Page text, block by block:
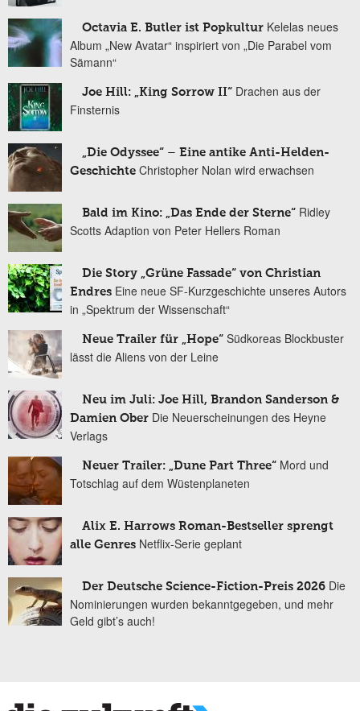
Octavia E. Butler ist Popkultur Kelelas neues
Album „New Avatar“ inspiriert von „Die Parabel vom
Sämann“
Joe Hill: „King Sorrow II“ Drachen aus der
Finsternis
„Die Odyssee“ – Eine antike Anti-Helden-
Geschichte Christopher Nolan wird erwachsen
Bald im Kino: „Das Ende der Sterne“ Ridley
Scotts Adaption von Peter Hellers Roman
Die Story „Grüne Fassade“ von Christian
Endres Eine neue SF-Kurzgeschichte unseres Autors
in „Spektrum der Wissenschaft“
Neue Trailer für „Hope“ Südkoreas Blockbuster
lässt die Aliens von der Leine
Neu im Juli: Joe Hill, Brandon Sanderson &
Damien Ober Die Neuerscheinungen des Heyne
Verlags
Neuer Trailer: „Dune Part Three“ Mord und
Totschlag auf dem Wüstenplaneten
Alix E. Harrows Roman-Bestseller sprengt
alle Genres Netflix-Serie geplant
Der Deutsche Science-Fiction-Preis 2026 Die
Nominierungen wurden bekanntgegeben, und mehr
Geld gibt’s auch!